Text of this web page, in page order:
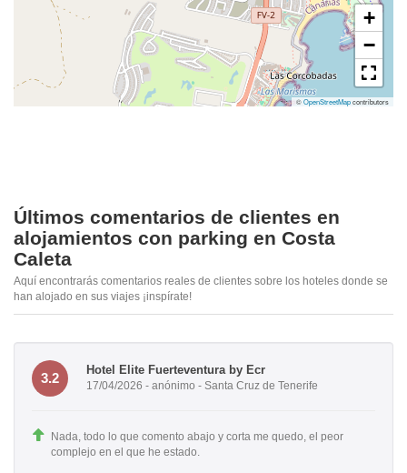
+
−
©OpenStreetMapcontributors
Últimos comentarios de clientes en
alojamientos con parking en Costa
Caleta
Aquí encontrarás comentarios reales de clientes sobre los hoteles donde se
han alojado en sus viajes ¡inspírate!
3.2
Hotel Elite Fuerteventura by Ecr
17/04/2026 - anónimo - Santa Cruz de Tenerife
Nada, todo lo que comento abajo y corta me quedo, el peor
complejo en el que he estado.